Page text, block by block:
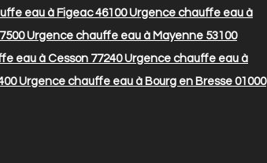
eau à Figeac 46100Urgence chauffe eau à
Urgence chauffe eau à Mayenne 53100
eau à Cesson 77240Urgence chauffe eau à
Urgence chauffe eau à Bourg en Bresse 01000